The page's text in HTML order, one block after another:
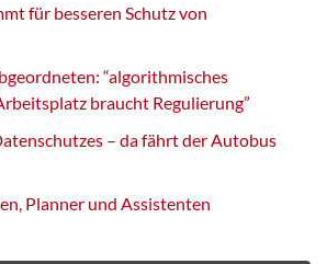
für besseren Schutz von
“algorithmisches
braucht Regulierung”
– da fährt der Autobus
Planner und Assistenten